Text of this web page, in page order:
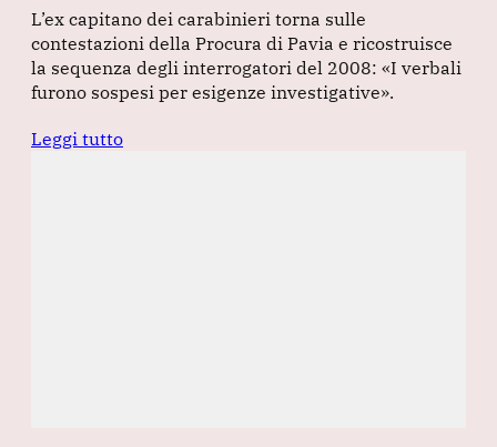
L’ex capitano dei carabinieri torna sulle
contestazioni della Procura di Pavia e ricostruisce
la sequenza degli interrogatori del 2008: «I verbali
furono sospesi per esigenze investigative».
Leggi tutto